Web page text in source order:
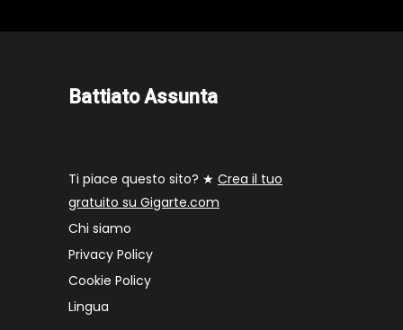
Battiato Assunta
Ti piace questo sito? ★ Crea il tuo
gratuito su Gigarte.com
Chi siamo
Privacy Policy
Cookie Policy
Lingua